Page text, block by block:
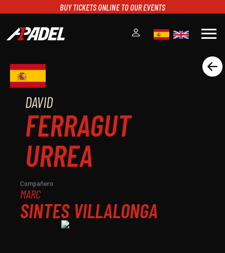
BUY TICKETS ONLINE TO OUR EVENTS
menu
NOTICIAS
MULTIMEDIA
SCOREBOARD
STREAMING
DAVID
FERRAGUT
URREA
Compañero
MARC
SINTES VILLALONGA